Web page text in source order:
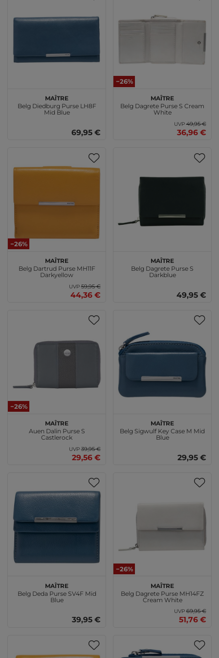
Maître
Belg Diedburg Purse LH8F
Mid Blue
69,95 €
−26%
Maître
Belg Dagrete Purse S Cream
White
UVP49,95 €
36,96 €
−26%
Maître
Belg Dartrud Purse MH11F
Darkyellow
UVP59,95 €
44,36 €
Maître
Belg Dagrete Purse S
Darkblue
49,95 €
−26%
Maître
Auen Dalin Purse S
Castlerock
UVP39,95 €
29,56 €
Maître
Belg Sigwulf Key Case M Mid
Blue
29,95 €
Maître
Belg Deda Purse SV4F Mid
Blue
39,95 €
−26%
Maître
Belg Dagrete Purse MH14FZ
Cream White
UVP69,95 €
51,76 €